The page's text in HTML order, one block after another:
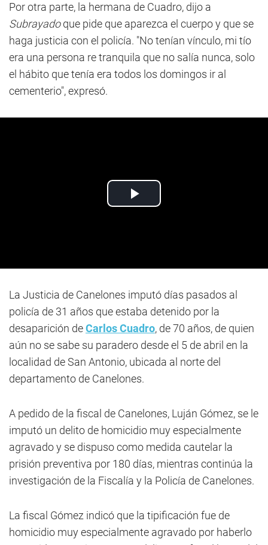
Por otra parte, la hermana de Cuadro, dijo a
Subrayadoque pide que aparezca el cuerpo y que se
haga justicia con el policía. "No tenían vínculo, mi tío
era una persona re tranquila que no salía nunca, solo
el hábito que tenía era todos los domingos ir al
cementerio", expresó.
La Justicia de Canelones imputó días pasados al
policía de 31 años que estaba detenido por la
desaparición deCarlos Cuadro, de 70 años, de quien
aún no se sabe su paradero desde el 5 de abril en la
localidad de San Antonio, ubicada al norte del
departamento de Canelones.
A pedido de la fiscal de Canelones, Luján Gómez, se le
imputó un delito de homicidio muy especialmente
agravado y se dispuso como medida cautelar la
prisión preventiva por 180 días, mientras continúa la
investigación de la Fiscalía y la Policía de Canelones.
La fiscal Gómez indicó que la tipificación fue de
homicidio muy especialmente agravado por haberlo